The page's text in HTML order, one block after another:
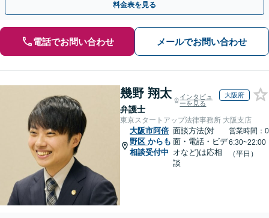
料金表を見る
電話でお問い合わせ メールでお問い合わせ
幾野 翔太
弁護士
インタビュ
ーを見る
大阪府
東京スタートアップ法律事務所 大阪支店
大阪市阿倍
野区 からも
相談受付中
面談方法(対
面・電話・ビデ
オなど)は応相
談
営業時間：0
6:30~22:00
（平日）